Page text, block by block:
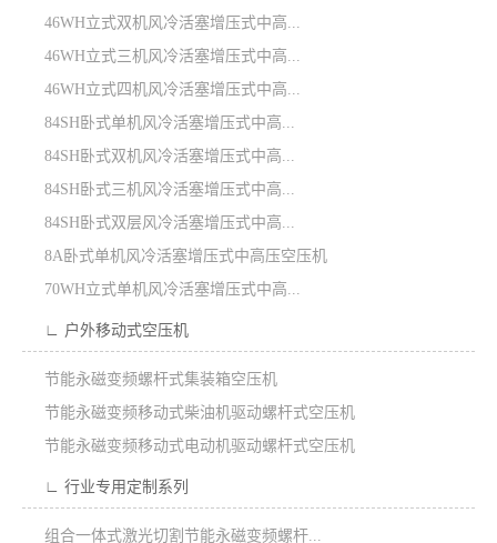
46WH立式双机风冷活塞增压式中高...
46WH立式三机风冷活塞增压式中高...
46WH立式四机风冷活塞增压式中高...
84SH卧式单机风冷活塞增压式中高...
84SH卧式双机风冷活塞增压式中高...
84SH卧式三机风冷活塞增压式中高...
84SH卧式双层风冷活塞增压式中高...
8A卧式单机风冷活塞增压式中高压空压机
70WH立式单机风冷活塞增压式中高...
∟ 户外移动式空压机
节能永磁变频螺杆式集装箱空压机
节能永磁变频移动式柴油机驱动螺杆式空压机
节能永磁变频移动式电动机驱动螺杆式空压机
∟ 行业专用定制系列
组合一体式激光切割节能永磁变频螺杆...